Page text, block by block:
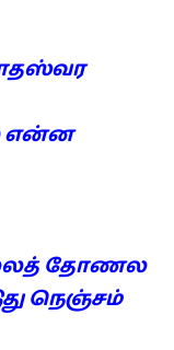
என்ன
தோணல
நெஞ்சம்